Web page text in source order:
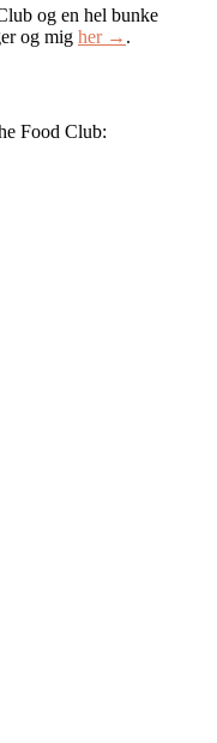
og en hel bunke
og mig her → .
Food Club: